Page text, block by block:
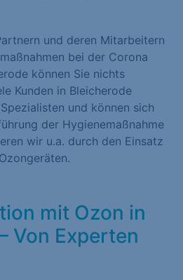
und deren Mitarbeitern
bei der Corona
können Sie nichts
Kunden in Bleicherode
und können sich
der Hygienemaßnahme
wir u.a. durch den Einsatz
mit Ozon in
Von Experten